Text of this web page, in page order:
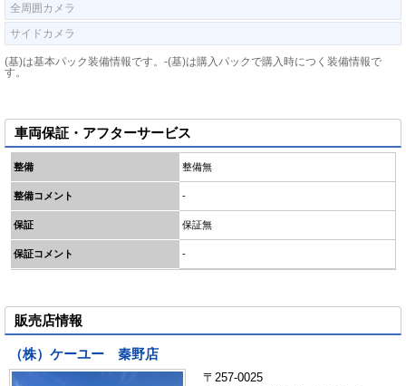
全周囲カメラ
サイドカメラ
(基)は基本パック装備情報です。-(基)は購入パックで購入時につく装備情報で
す。
車両保証・アフターサービス
整備 整備無
整備コメント -
保証 保証無
保証コメント -
販売店情報
（株）ケーユー 秦野店
〒257-0025